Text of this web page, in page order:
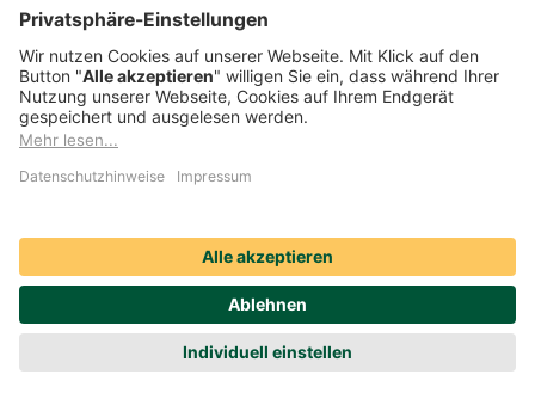
Cookie-Einstellungen
Datenschutz
Streitbeilegung
Compliance
Social Media Icons sowie Verlinkungen, die mit
sind, führen auf externe Seiten. Die DEVK ist für die dortigen
Nutzungsbedingungen und Datenschutzbestimmungen nicht
verantwortlich. Mehr dazu erfahren Sie unterDatenschutz.